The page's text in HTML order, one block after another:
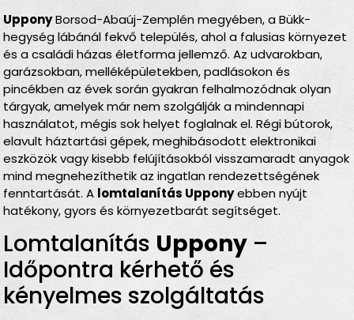
UpponyBorsod-Abaúj-Zemplén megyében, a Bükk-
hegység lábánál fekvő település, ahol a falusias környezet
és a családi házas életforma jellemző. Az udvarokban,
garázsokban, melléképületekben, padlásokon és
pincékben az évek során gyakran felhalmozódnak olyan
tárgyak, amelyek már nem szolgálják a mindennapi
használatot, mégis sok helyet foglalnak el. Régi bútorok,
elavult háztartási gépek, meghibásodott elektronikai
eszközök vagy kisebb felújításokból visszamaradt anyagok
mind megnehezíthetik az ingatlan rendezettségének
fenntartását. A lomtalanítás Upponyebben nyújt
hatékony, gyors és környezetbarát segítséget.
Lomtalanítás Uppony –
Időpontra kérhető és
kényelmes szolgáltatás